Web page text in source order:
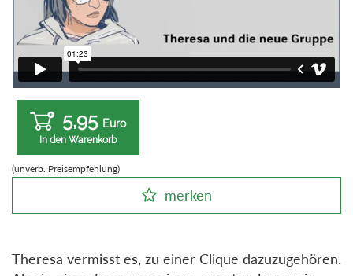
5,95 Euro
In den Warenkorb
(unverb. Preisempfehlung)
merken
Theresa vermisst es, zu einer Clique dazuzugehören.